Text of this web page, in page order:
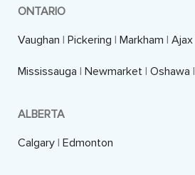
ONTARIO
Vaughan | Pickering | Markham | Ajax
Mississauga | Newmarket | Oshawa |
ALBERTA
Calgary | Edmonton